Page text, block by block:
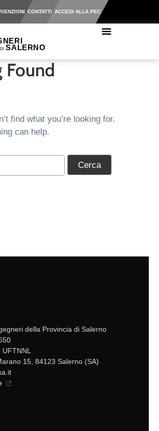
CONTATTI ACCEDI ALLA PEC
Found
find what you’re looking for.
can help.
della Provincia di Salerno
15, 84123 Salerno (SA)